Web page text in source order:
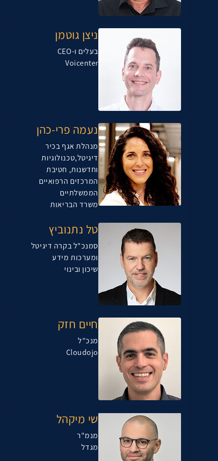
ניצן גוטמן
בעלים ו-CEO
Voicenter
נעמה פרי-כהן
מנהלת אגף בכיר
דיגיטל,טכנולוגיות
וחדשנות, חטיבת
המרכזים הרפואיים
הממשלתיים
משרד הבריאות
טל נתנוביץ
סמנכ"ל בקרה דיגיטל
ומערכות מידע
שיכון ובינוי
חיים חזק
מנכ”ל
Cloudojo
שי מיקהל
מנמ"ר
מגדל